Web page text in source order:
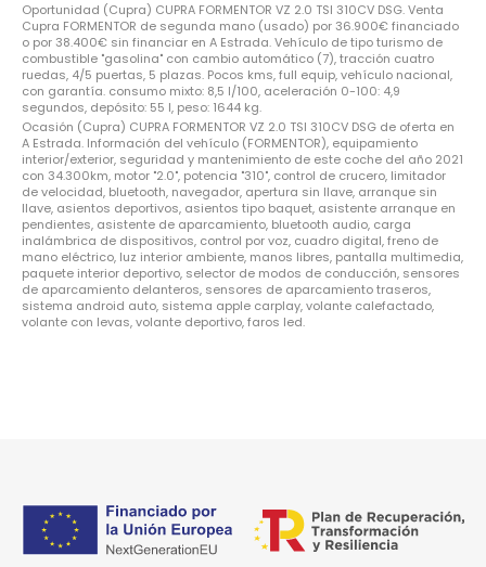
Oportunidad (Cupra) CUPRA FORMENTOR VZ 2.0 TSI 310CV DSG. Venta
Cupra FORMENTOR de segunda mano (usado) por 36.900€ financiado
o por 38.400€ sin financiar en A Estrada. Vehículo de tipo turismo de
combustible "gasolina" con cambio automático (7), tracción cuatro
ruedas, 4/5 puertas, 5 plazas. Pocos kms, full equip, vehículo nacional,
con garantía. consumo mixto: 8,5 l/100, aceleración 0-100: 4,9
segundos, depósito: 55 l, peso: 1644 kg.
Ocasión (Cupra) CUPRA FORMENTOR VZ 2.0 TSI 310CV DSG de oferta en
A Estrada. Información del vehículo (FORMENTOR), equipamiento
interior/exterior, seguridad y mantenimiento de este coche del año 2021
con 34.300km, motor "2.0", potencia "310", control de crucero, limitador
de velocidad, bluetooth, navegador, apertura sin llave, arranque sin
llave, asientos deportivos, asientos tipo baquet, asistente arranque en
pendientes, asistente de aparcamiento, bluetooth audio, carga
inalámbrica de dispositivos, control por voz, cuadro digital, freno de
mano eléctrico, luz interior ambiente, manos libres, pantalla multimedia,
paquete interior deportivo, selector de modos de conducción, sensores
de aparcamiento delanteros, sensores de aparcamiento traseros,
sistema android auto, sistema apple carplay, volante calefactado,
volante con levas, volante deportivo, faros led.